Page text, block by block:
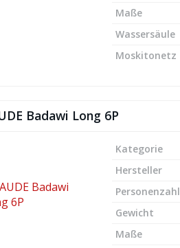
Maße
Wassersäule
Moskitonetz
Badawi Long 6P
Kategorie
Hersteller
Personenzahl
Gewicht
Maße